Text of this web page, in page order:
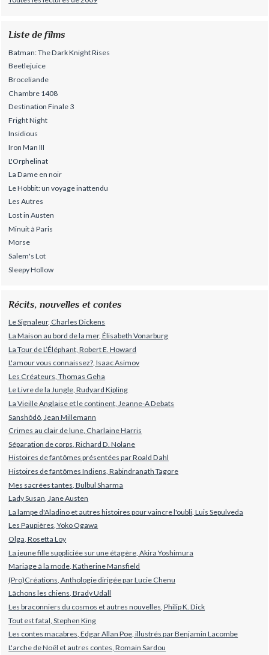
Liste de films
Batman: The Dark Knight Rises
Beetlejuice
Broceliande
Chambre 1408
Destination Finale 3
Fright Night
Insidious
Iron Man III
L'Orphelinat
La Dame en noir
Le Hobbit: un voyage inattendu
Les Autres
Lost in Austen
Minuit à Paris
Morse
Salem's Lot
Sleepy Hollow
Récits, nouvelles et contes
Le Signaleur, Charles Dickens
La Maison au bord de la mer, Élisabeth Vonarburg
La Tour de L’Éléphant, Robert E. Howard
L'amour vous connaissez?, Isaac Asimov
Les Créateurs, Thomas Geha
Le Livre de la Jungle, Rudyard Kipling
La Vieille Anglaise et le continent, Jeanne-A Debats
Sanshôdô, Jean Millemann
Crimes au clair de lune, Charlaine Harris
Séparation de corps, Richard D. Nolane
Histoires de fantômes présentées par Roald Dahl
Histoires de fantômes Indiens, Rabindranath Tagore
Mes sacrées tantes, Bulbul Sharma
Lady Susan, Jane Austen
La lampe d'Aladino et autres histoires pour vaincre l'oubli, Luis Sepulveda
Les Paupières, Yoko Ogawa
Olga, Rosetta Loy
La jeune fille suppliciée sur une étagère, Akira Yoshimura
Mariage à la mode, Katherine Mansfield
(Pro)Créations, Anthologie dirigée par Lucie Chenu
Lâchons les chiens, Brady Udall
Les braconniers du cosmos et autres nouvelles, Philip K. Dick
Tout est fatal, Stephen King
Les contes macabres, Edgar Allan Poe, illustrés par Benjamin Lacombe
L'arche de Noël et autres contes, Romain Sardou